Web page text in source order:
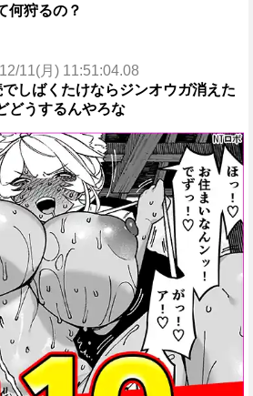
何狩るの？
11(月) 11:51:04.08
しばくたけならジンオウガ消えた
どうするんやろな